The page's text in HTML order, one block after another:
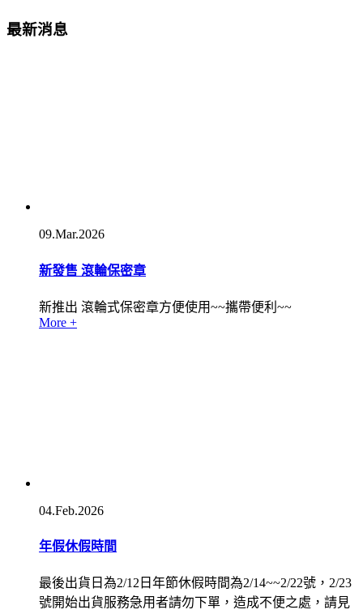
最新消息
09.Mar.2026
新發售 滾輪保密章
新推出 滾輪式保密章方便使用~~攜帶便利~~
More +
04.Feb.2026
年假休假時間
最後出貨日為2/12日年節休假時間為2/14~~2/22號，2/23
號開始出貨服務急用者請勿下單，造成不便之處，請見